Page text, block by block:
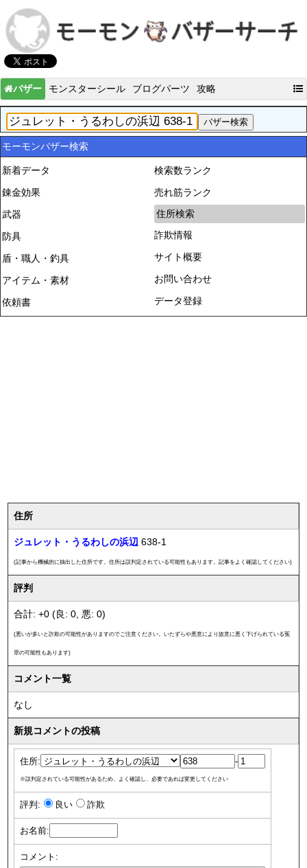
バザー モンスターシール ブログパーツ 攻略
モーモンバザー検索
新着データ
錬金効果
武器
防具
盾・職人・釣具
アイテム・素材
依頼書
検索数ランク
売れ筋ランク
住所検索
詐欺情報
サイト概要
お問い合わせ
データ登録
住所
ジュレット・うるわしの浜辺 638-1
(記事から機械的に抽出した住所です。住所は誤判定されている可能性もあります。記事をよく確認してください)
評判
合計: +0 (良: 0, 悪: 0)
(悪いが多いと詐欺の可能性がありますのでご注意ください。いたずらや悪意により故意に悪く下げられている冤
罪の可能性もあります)
コメント一覧
なし
新規コメントの投稿
住所: -
※誤判定されている可能性があるため、よく確認し、必要であれば変更してください
評判: 良い 詐欺
お名前:
コメント: